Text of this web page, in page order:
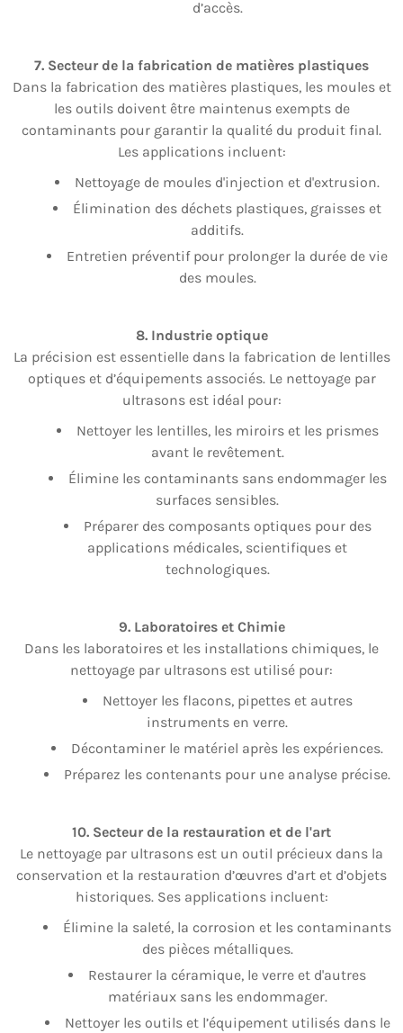
d’accès.
7. Secteur de la fabrication de matières plastiques
Dans la fabrication des matières plastiques, les moules et
les outils doivent être maintenus exempts de
contaminants pour garantir la qualité du produit final.
Les applications incluent:
Nettoyage de moules d'injection et d'extrusion.
Élimination des déchets plastiques, graisses et
additifs.
Entretien préventif pour prolonger la durée de vie
des moules.
8. Industrie optique
La précision est essentielle dans la fabrication de lentilles
optiques et d’équipements associés. Le nettoyage par
ultrasons est idéal pour:
Nettoyer les lentilles, les miroirs et les prismes
avant le revêtement.
Élimine les contaminants sans endommager les
surfaces sensibles.
Préparer des composants optiques pour des
applications médicales, scientifiques et
technologiques.
9. Laboratoires et Chimie
Dans les laboratoires et les installations chimiques, le
nettoyage par ultrasons est utilisé pour:
Nettoyer les flacons, pipettes et autres
instruments en verre.
Décontaminer le matériel après les expériences.
Préparez les contenants pour une analyse précise.
10. Secteur de la restauration et de l'art
Le nettoyage par ultrasons est un outil précieux dans la
conservation et la restauration d’œuvres d’art et d’objets
historiques. Ses applications incluent:
Élimine la saleté, la corrosion et les contaminants
des pièces métalliques.
Restaurer la céramique, le verre et d'autres
matériaux sans les endommager.
Nettoyer les outils et l’équipement utilisés dans le